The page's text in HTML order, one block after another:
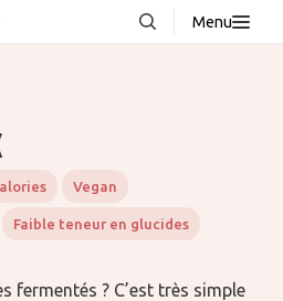
Menu
Vegan
Faible teneur en glucides
fermentés ? C’est très simple